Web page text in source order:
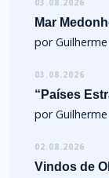
03.08.2026
Mar
por
03.08.2026
“Países
por
02.08.2026
Vindos de